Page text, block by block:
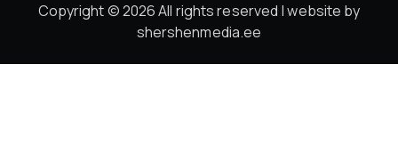
Copyright © 2026 All rights reserved | website by
shershenmedia.ee